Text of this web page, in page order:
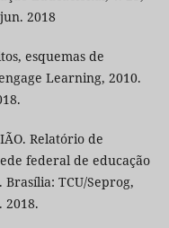
2018
esquemas de
Learning, 2010.
Relatório de
federal de educação
TCU/Seprog,
2018.